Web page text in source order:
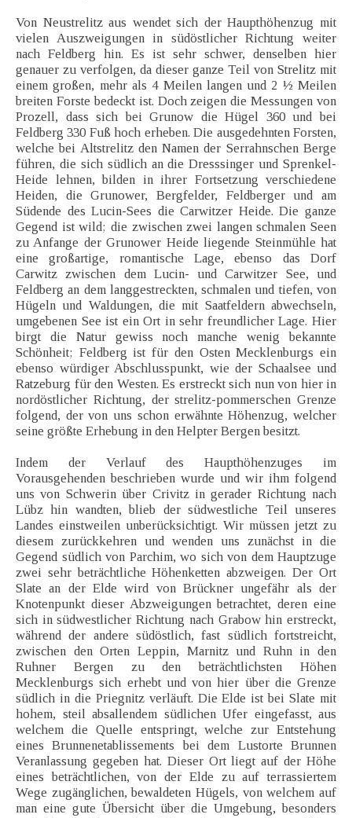
Von Neustrelitz aus wendet sich der Haupthöhenzug mit
vielen Auszweigungen in südöstlicher Richtung weiter
nach Feldberg hin. Es ist sehr schwer, denselben hier
genauer zu verfolgen, da dieser ganze Teil von Strelitz mit
einem großen, mehr als 4 Meilen langen und 2 ½ Meilen
breiten Forste bedeckt ist. Doch zeigen die Messungen von
Prozell, dass sich bei Grunow die Hügel 360 und bei
Feldberg 330 Fuß hoch erheben. Die ausgedehnten Forsten,
welche bei Altstrelitz den Namen der Serrahnschen Berge
führen, die sich südlich an die Dresssinger und Sprenkel-
Heide lehnen, bilden in ihrer Fortsetzung verschiedene
Heiden, die Grunower, Bergfelder, Feldberger und am
Südende des Lucin-Sees die Carwitzer Heide. Die ganze
Gegend ist wild; die zwischen zwei langen schmalen Seen
zu Anfange der Grunower Heide liegende Steinmühle hat
eine großartige, romantische Lage, ebenso das Dorf
Carwitz zwischen dem Lucin- und Carwitzer See, und
Feldberg an dem langgestreckten, schmalen und tiefen, von
Hügeln und Waldungen, die mit Saatfeldern abwechseln,
umgebenen See ist ein Ort in sehr freundlicher Lage. Hier
birgt die Natur gewiss noch manche wenig bekannte
Schönheit; Feldberg ist für den Osten Mecklenburgs ein
ebenso würdiger Abschlusspunkt, wie der Schaalsee und
Ratzeburg für den Westen. Es erstreckt sich nun von hier in
nordöstlicher Richtung, der strelitz-pommerschen Grenze
folgend, der von uns schon erwähnte Höhenzug, welcher
seine größte Erhebung in den Helpter Bergen besitzt.
Indem der Verlauf des Haupthöhenzuges im
Vorausgehenden beschrieben wurde und wir ihm folgend
uns von Schwerin über Crivitz in gerader Richtung nach
Lübz hin wandten, blieb der südwestliche Teil unseres
Landes einstweilen unberücksichtigt. Wir müssen jetzt zu
diesem zurückkehren und wenden uns zunächst in die
Gegend südlich von Parchim, wo sich von dem Hauptzuge
zwei sehr beträchtliche Höhenketten abzweigen. Der Ort
Slate an der Elde wird von Brückner ungefähr als der
Knotenpunkt dieser Abzweigungen betrachtet, deren eine
sich in südwestlicher Richtung nach Grabow hin erstreckt,
während der andere südöstlich, fast südlich fortstreicht,
zwischen den Orten Leppin, Marnitz und Ruhn in den
Ruhner Bergen zu den beträchtlichsten Höhen
Mecklenburgs sich erhebt und von hier über die Grenze
südlich in die Priegnitz verläuft. Die Elde ist bei Slate mit
hohem, steil absallendem südlichen Ufer eingefasst, aus
welchem die Quelle entspringt, welche zur Entstehung
eines Brunnenetablissements bei dem Lustorte Brunnen
Veranlassung gegeben hat. Dieser Ort liegt auf der Höhe
eines beträchtlichen, von der Elde zu auf terrassiertem
Wege zugänglichen, bewaldeten Hügels, von welchem auf
man eine gute Übersicht über die Umgebung, besonders